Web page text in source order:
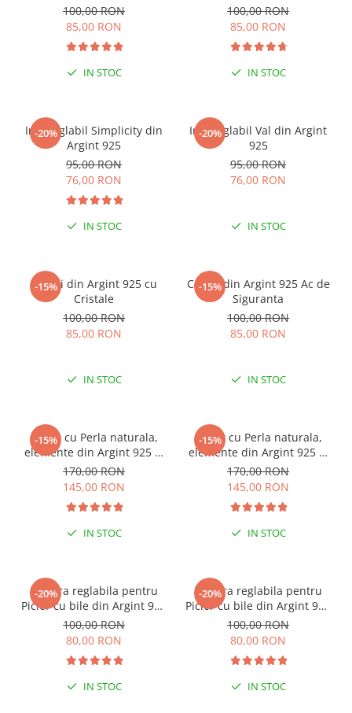
100,00 RON
85,00 RON
IN STOC
100,00 RON
85,00 RON
IN STOC
-20%
Inel reglabil Simplicity din
Argint 925
95,00 RON
76,00 RON
IN STOC
-20%
Inel reglabil Val din Argint
925
95,00 RON
76,00 RON
IN STOC
-15%
Cercei din Argint 925 cu
Cristale
100,00 RON
85,00 RON
IN STOC
-15%
Cercei din Argint 925 Ac de
Siguranta
100,00 RON
85,00 RON
IN STOC
-15%
Colier cu Perla naturala,
elemente din Argint 925 si
margele Miyuki, multicolor
170,00 RON
145,00 RON
IN STOC
-15%
Colier cu Perla naturala,
elemente din Argint 925 si
margele Miyuki, verde/kiwi
170,00 RON
145,00 RON
IN STOC
-20%
Bratara reglabila pentru
Picior cu bile din Argint 925
si margele Miyuki rosii
100,00 RON
80,00 RON
IN STOC
-20%
Bratara reglabila pentru
Picior cu bile din Argint 925
si margele Miyuki verzi
100,00 RON
80,00 RON
IN STOC